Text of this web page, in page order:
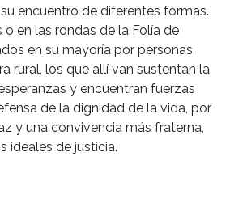
encuentro de diferentes formas.
o en las rondas de la Folía de
en su mayoría por personas
rural, los que allí van sustentan la
y encuentran fuerzas
de la dignidad de la vida, por
y una convivencia más fraterna,
ideales de justicia.